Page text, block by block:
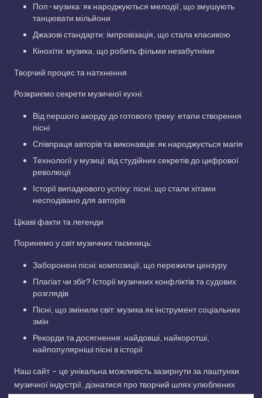
Поп-музика: як народжуються мелодії, що змушують
танцювати мільйони
Джазові стандарти: імпровізація, що стала класикою
Кінохіти: музика, що робить фільми незабутніми
Творчий процес та натхнення
Розкриємо секрети музичної кухні:
Від першого акорду до готового треку: етапи створення
пісні
Співпраця авторів та виконавців: як народжується магія
Технології у музиці: від студійних секретів до цифрової
революції
Історії випадкового успіху: пісні, що стали хітами
несподівано для авторів
Цікаві факти та легенди
Поринемо у світ музичних таємниць:
Заборонені пісні: композиції, що пережили цензуру
Плагіат чи збіг? Історії музичних конфліктів та судових
розглядів
Пісні, що змінили світ: музика як інструмент соціальних
змін
Рекорди та досягнення: найдовші, найкоротші,
найпопулярніші пісні в історії
Наш сайт – це унікальна можливість зазирнути за лаштунки
музичної індустрії, дізнатися про творчий шлях улюблених